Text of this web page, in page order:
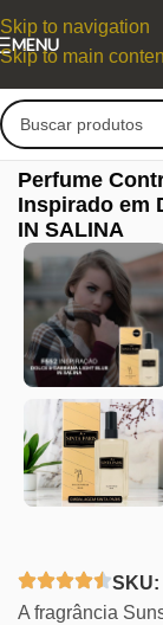
Skip to navigation
Skip to main
MENU
Perfume
Inspirado em
IN SALINA
SKU:
A fragrância